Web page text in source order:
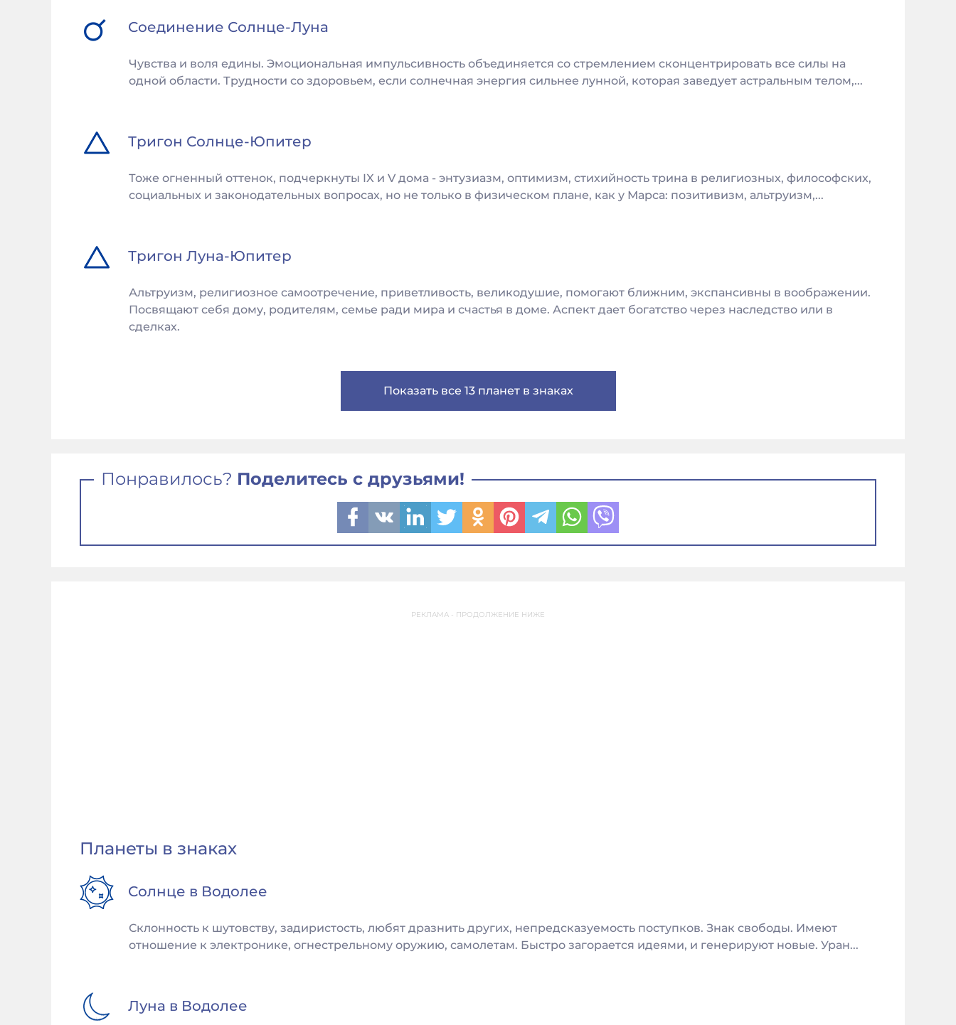
Соединение Солнце-Луна
Чувства и воля едины. Эмоциональная импульсивность объединяется со стремлением сконцентрировать все силы на
одной области. Трудности со здоровьем, если солнечная энергия сильнее лунной, которая заведует астральным телом,...
Тригон Солнце-Юпитер
Тоже огненный оттенок, подчеркнуты IX и V дома - энтузиазм, оптимизм, стихийность трина в религиозных, философских,
социальных и законодательных вопросах, но не только в физическом плане, как у Марса: позитивизм, альтруизм,...
Тригон Луна-Юпитер
Альтруизм, религиозное самоотречение, приветливость, великодушие, помогают ближним, экспансивны в воображении.
Посвящают себя дому, родителям, семье ради мира и счастья в доме. Аспект дает богатство через наследство или в
сделках.
Показать все 13 планет в знаках
Понравилось? Поделитесь с друзьями!
РЕКЛАМА - ПРОДОЛЖЕНИЕ НИЖЕ
Планеты в знаках
Солнце в Водолее
Склонность к шутовству, задиристость, любят дразнить других, непредсказуемость поступков. Знак свободы. Имеют
отношение к электронике, огнестрельному оружию, самолетам. Быстро загорается идеями, и генерируют новые. Уран...
Луна в Водолее